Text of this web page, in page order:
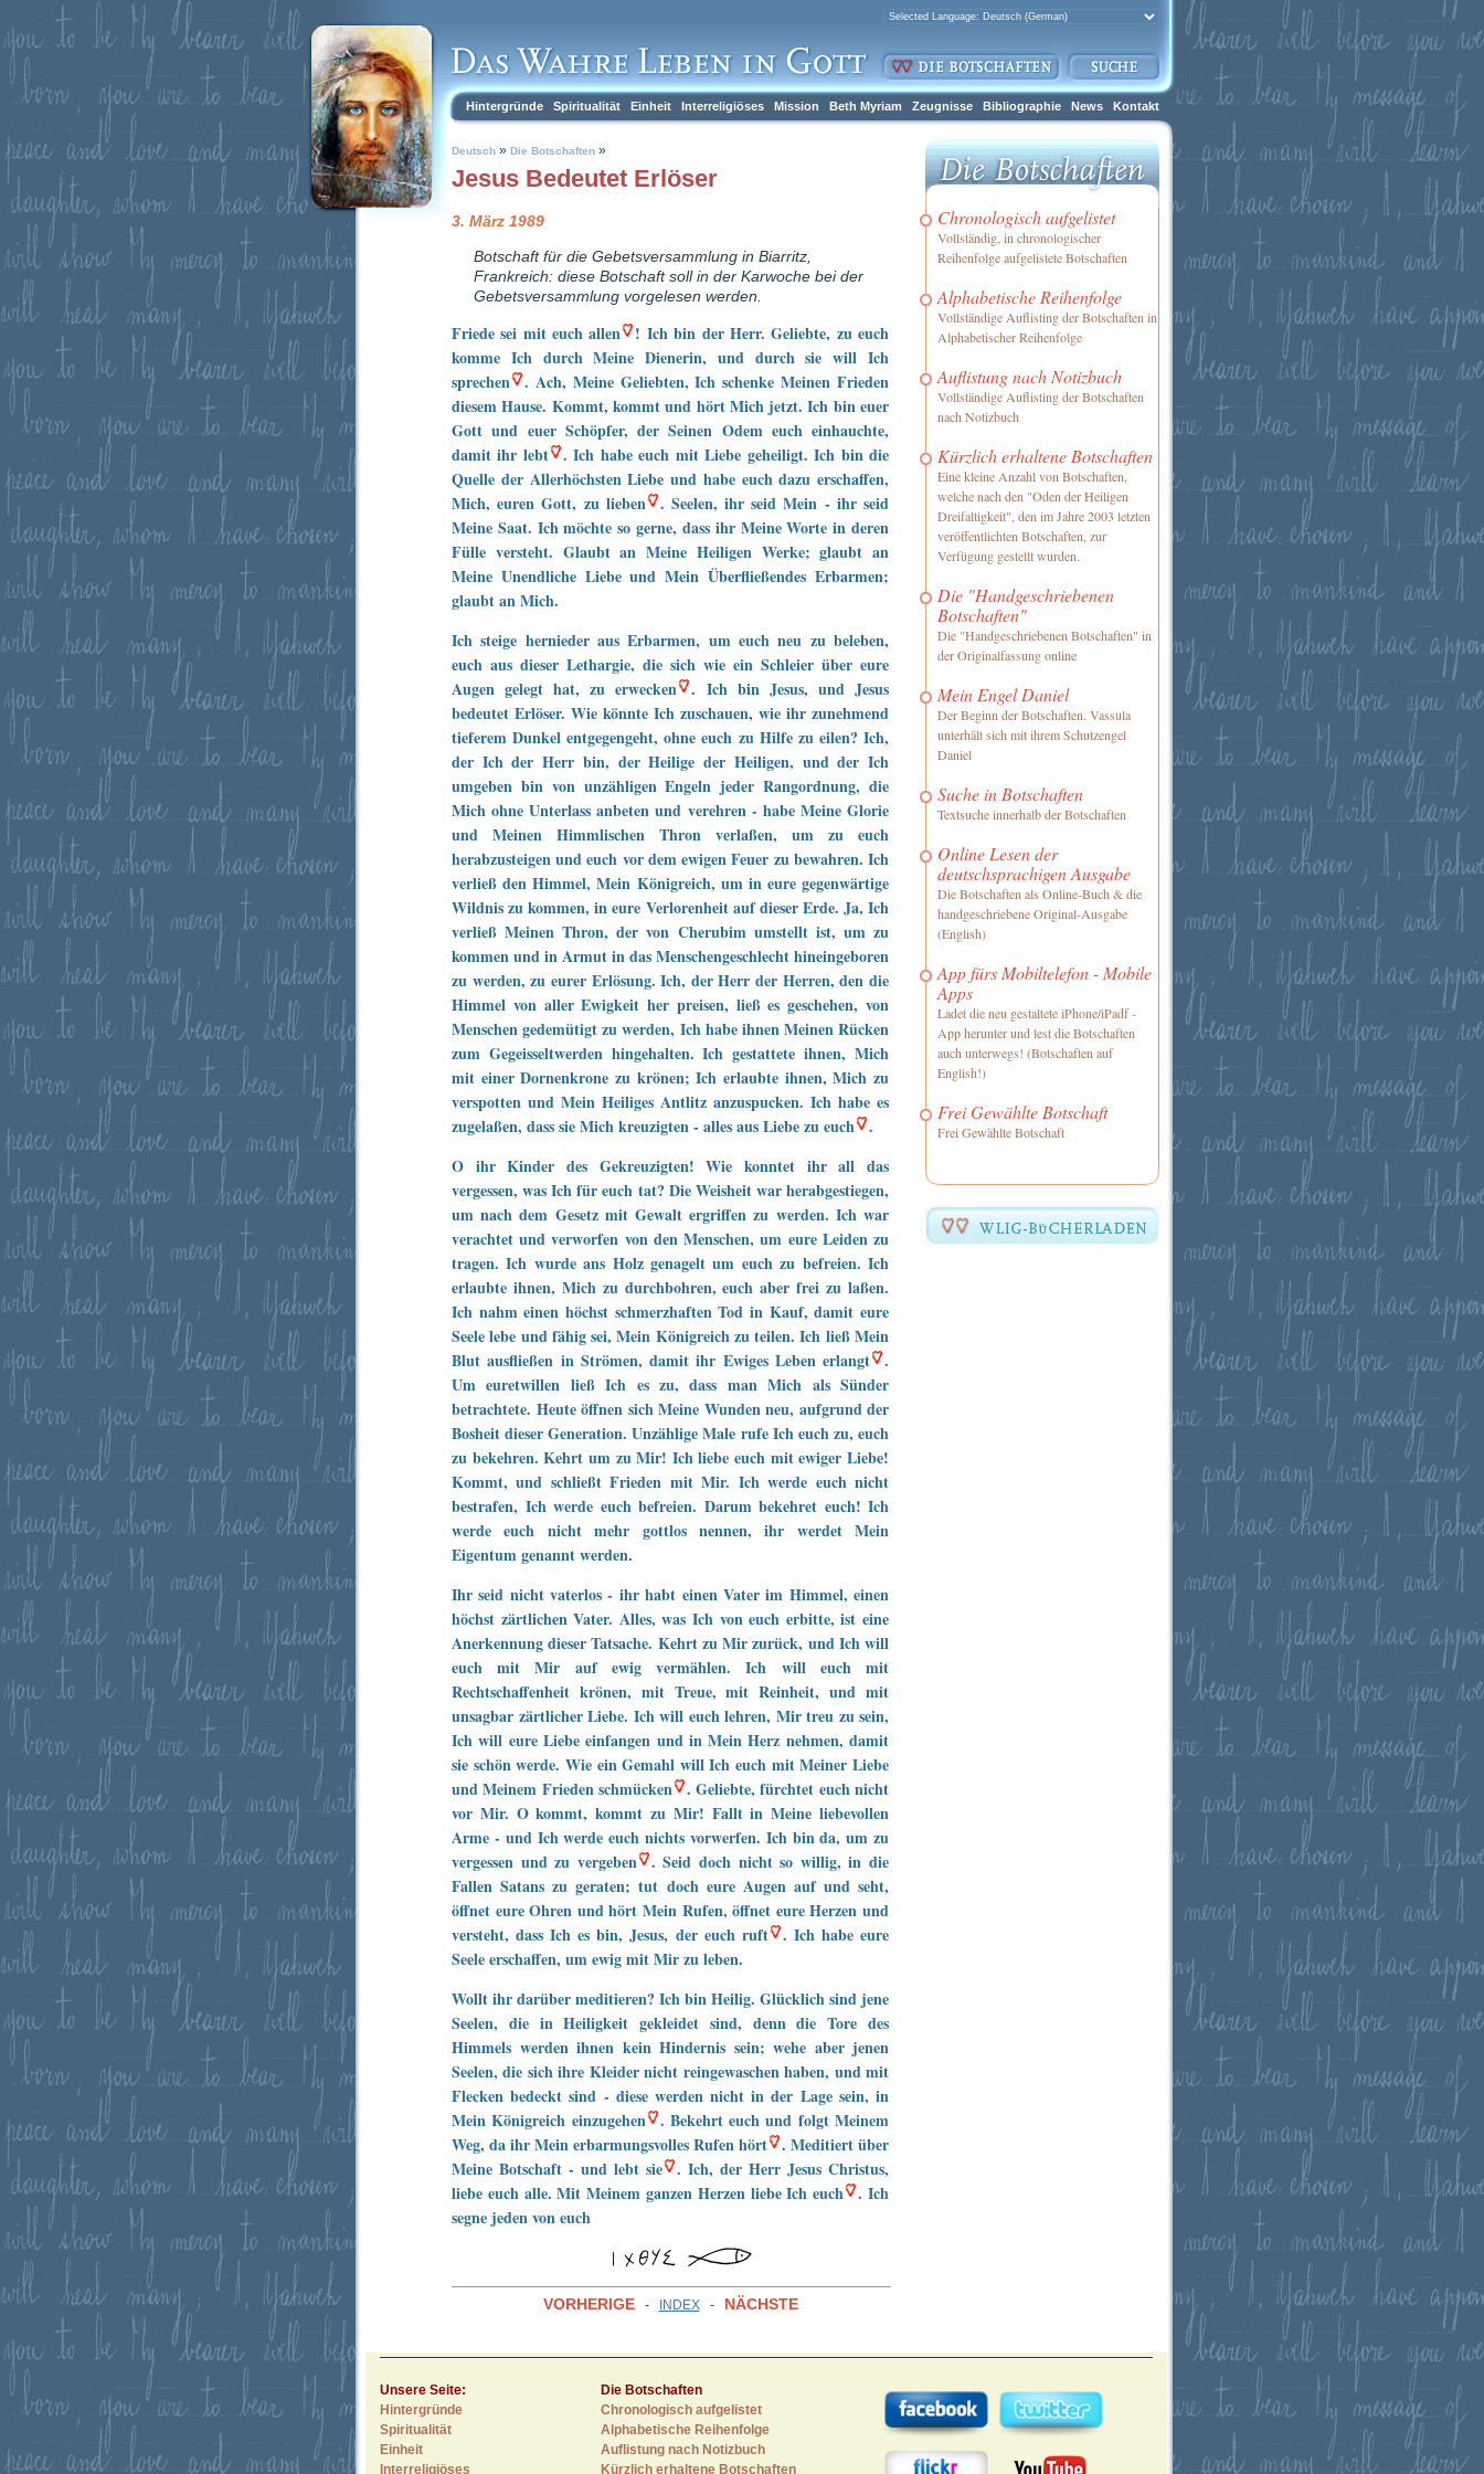
Hintergründe Spiritualität Einheit Interreligiöses Mission Beth Myriam Zeugnisse Bibliographie News Kontakt
Deutsch » Die Botschaften »
Jesus Bedeutet Erlöser
3. März 1989
Botschaft für die Gebetsversammlung in Biarritz,
Frankreich: diese Botschaft soll in der Karwoche bei der
Gebetsversammlung vorgelesen werden.
Friede sei mit euch allen
! Ich bin der Herr. Geliebte, zu euch
komme Ich durch Meine Dienerin, und durch sie will Ich
sprechen
. Ach, Meine Geliebten, Ich schenke Meinen Frieden
diesem Hause. Kommt, kommt und hört Mich jetzt. Ich bin euer
Gott und euer Schöpfer, der Seinen Odem euch einhauchte,
damit ihr lebt
. Ich habe euch mit Liebe geheiligt. Ich bin die
Quelle der Allerhöchsten Liebe und habe euch dazu erschaffen,
Mich, euren Gott, zu lieben
. Seelen, ihr seid Mein - ihr seid
Meine Saat. Ich möchte so gerne, dass ihr Meine Worte in deren
Fülle versteht. Glaubt an Meine Heiligen Werke; glaubt an
Meine Unendliche Liebe und Mein Überfließendes Erbarmen;
glaubt an Mich.
Ich steige hernieder aus Erbarmen, um euch neu zu beleben,
euch aus dieser Lethargie, die sich wie ein Schleier über eure
Augen gelegt hat, zu erwecken
. Ich bin Jesus, und Jesus
bedeutet Erlöser. Wie könnte Ich zuschauen, wie ihr zunehmend
tieferem Dunkel entgegengeht, ohne euch zu Hilfe zu eilen? Ich,
der Ich der Herr bin, der Heilige der Heiligen, und der Ich
umgeben bin von unzähligen Engeln jeder Rangordnung, die
Mich ohne Unterlass anbeten und verehren - habe Meine Glorie
und Meinen Himmlischen Thron verlaßen, um zu euch
herabzusteigen und euch vor dem ewigen Feuer zu bewahren. Ich
verließ den Himmel, Mein Königreich, um in eure gegenwärtige
Wildnis zu kommen, in eure Verlorenheit auf dieser Erde. Ja, Ich
verließ Meinen Thron, der von Cherubim umstellt ist, um zu
kommen und in Armut in das Menschengeschlecht hineingeboren
zu werden, zu eurer Erlösung. Ich, der Herr der Herren, den die
Himmel von aller Ewigkeit her preisen, ließ es geschehen, von
Menschen gedemütigt zu werden, Ich habe ihnen Meinen Rücken
zum Gegeisseltwerden hingehalten. Ich gestattete ihnen, Mich
mit einer Dornenkrone zu krönen; Ich erlaubte ihnen, Mich zu
verspotten und Mein Heiliges Antlitz anzuspucken. Ich habe es
zugelaßen, dass sie Mich kreuzigten - alles aus Liebe zu euch
.
O ihr Kinder des Gekreuzigten! Wie konntet ihr all das
vergessen, was Ich für euch tat? Die Weisheit war herabgestiegen,
um nach dem Gesetz mit Gewalt ergriffen zu werden. Ich war
verachtet und verworfen von den Menschen, um eure Leiden zu
tragen. Ich wurde ans Holz genagelt um euch zu befreien. Ich
erlaubte ihnen, Mich zu durchbohren, euch aber frei zu laßen.
Ich nahm einen höchst schmerzhaften Tod in Kauf, damit eure
Seele lebe und fähig sei, Mein Königreich zu teilen. Ich ließ Mein
Blut ausfließen in Strömen, damit ihr Ewiges Leben erlangt
.
Um euretwillen ließ Ich es zu, dass man Mich als Sünder
betrachtete. Heute öffnen sich Meine Wunden neu, aufgrund der
Bosheit dieser Generation. Unzählige Male rufe Ich euch zu, euch
zu bekehren. Kehrt um zu Mir! Ich liebe euch mit ewiger Liebe!
Kommt, und schließt Frieden mit Mir. Ich werde euch nicht
bestrafen, Ich werde euch befreien. Darum bekehret euch! Ich
werde euch nicht mehr gottlos nennen, ihr werdet Mein
Eigentum genannt werden.
Ihr seid nicht vaterlos - ihr habt einen Vater im Himmel, einen
höchst zärtlichen Vater. Alles, was Ich von euch erbitte, ist eine
Anerkennung dieser Tatsache. Kehrt zu Mir zurück, und Ich will
euch mit Mir auf ewig vermählen. Ich will euch mit
Rechtschaffenheit krönen, mit Treue, mit Reinheit, und mit
unsagbar zärtlicher Liebe. Ich will euch lehren, Mir treu zu sein,
Ich will eure Liebe einfangen und in Mein Herz nehmen, damit
sie schön werde. Wie ein Gemahl will Ich euch mit Meiner Liebe
und Meinem Frieden schmücken
. Geliebte, fürchtet euch nicht
vor Mir. O kommt, kommt zu Mir! Fallt in Meine liebevollen
Arme - und Ich werde euch nichts vorwerfen. Ich bin da, um zu
vergessen und zu vergeben
. Seid doch nicht so willig, in die
Fallen Satans zu geraten; tut doch eure Augen auf und seht,
öffnet eure Ohren und hört Mein Rufen, öffnet eure Herzen und
versteht, dass Ich es bin, Jesus, der euch ruft
. Ich habe eure
Seele erschaffen, um ewig mit Mir zu leben.
Wollt ihr darüber meditieren? Ich bin Heilig. Glücklich sind jene
Seelen, die in Heiligkeit gekleidet sind, denn die Tore des
Himmels werden ihnen kein Hindernis sein; wehe aber jenen
Seelen, die sich ihre Kleider nicht reingewaschen haben, und mit
Flecken bedeckt sind - diese werden nicht in der Lage sein, in
Mein Königreich einzugehen
. Bekehrt euch und folgt Meinem
Weg, da ihr Mein erbarmungsvolles Rufen hört
. Meditiert über
Meine Botschaft - und lebt sie
. Ich, der Herr Jesus Christus,
liebe euch alle. Mit Meinem ganzen Herzen liebe Ich euch
. Ich
segne jeden von euch
VORHERIGE- INDEX- NÄCHSTE
Chronologisch aufgelistet
Vollständig, in chronologischer
Reihenfolge aufgelistete Botschaften
Alphabetische Reihenfolge
Vollständige Auflisting der Botschaften in
Alphabetischer Reihenfolge
Auflistung nach Notizbuch
Vollständige Auflisting der Botschaften
nach Notizbuch
Kürzlich erhaltene Botschaften
Eine kleine Anzahl von Botschaften,
welche nach den "Oden der Heiligen
Dreifaltigkeit", den im Jahre 2003 letzten
veröffentlichten Botschaften, zur
Verfügung gestellt wurden.
Die "Handgeschriebenen
Botschaften"
Die "Handgeschriebenen Botschaften" in
der Originalfassung online
Mein Engel Daniel
Der Beginn der Botschaften. Vassula
unterhält sich mit ihrem Schutzengel
Daniel
Suche in Botschaften
Textsuche innerhalb der Botschaften
Online Lesen der
deutschsprachigen Ausgabe
Die Botschaften als Online-Buch & die
handgeschriebene Original-Ausgabe
(English)
App fürs Mobiltelefon - Mobile
Apps
Ladet die neu gestaltete iPhone/iPadf -
App herunter und lest die Botschaften
auch unterwegs! (Botschaften auf
English!)
Frei Gewählte Botschaft
Frei Gewählte Botschaft
Unsere Seite:
Hintergründe
Spiritualität
Einheit
Interreligiöses
Die Botschaften
Chronologisch aufgelistet
Alphabetische Reihenfolge
Auflistung nach Notizbuch
Kürzlich erhaltene Botschaften